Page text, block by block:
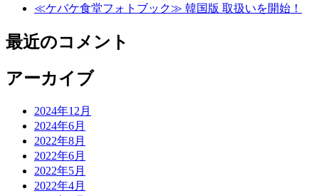
≪ケバケ食堂フォトブック≫ 韓国版 取扱いを開始！
最近のコメント
アーカイブ
2024年12月
2024年6月
2022年8月
2022年6月
2022年5月
2022年4月